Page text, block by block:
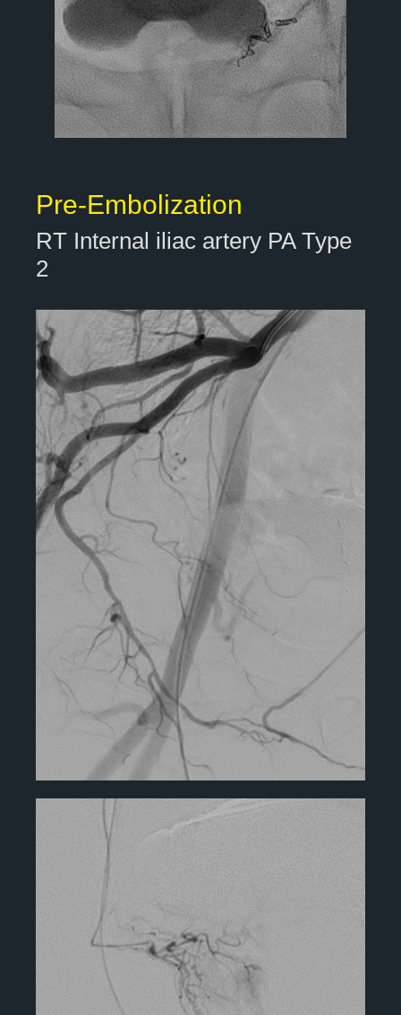
Pre-Embolization
RT Internal iliac artery PA Type
2